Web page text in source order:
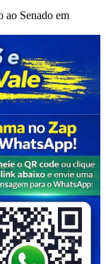
ao Senado em